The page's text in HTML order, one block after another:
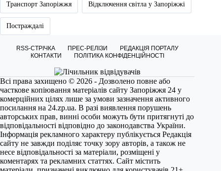
Транспорт Запоріжжя Відключення світла у Запоріжжі
Постраждалі
RSS-СТРІЧКА ПРЕС-РЕЛІЗИ
РЕДАКЦІЯ ПОРТАЛУ
КОНТАКТИ
ПОЛІТИКА КОНФІДЕНЦІЙНОСТІ
Всі права захищено © 2026 - Дозволено повне або
часткове копіювання матеріалів сайту Запоріжжя 24 у
комерційних цілях лише за умови зазначення активного
посилання на 24.zp.ua. В разі виявлення порушень
авторських прав, винні особи можуть бути притягнуті до
відповідальності відповідно до законодавства України.
Інформація рекламного характеру публікується Редакція
сайту не завжди поділяє точку зору авторів, а також не
несе відповідальності за матеріали, розміщені у
коментарях та рекламних статтях. Сайт містить